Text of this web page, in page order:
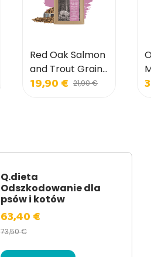
Red Oak Salmon
and Trout Grain
Free dla małych
19,90 € 21,90 €
Q.dieta
Odszkodowanie dla
psów i kotów
63,40 €
73,50 €